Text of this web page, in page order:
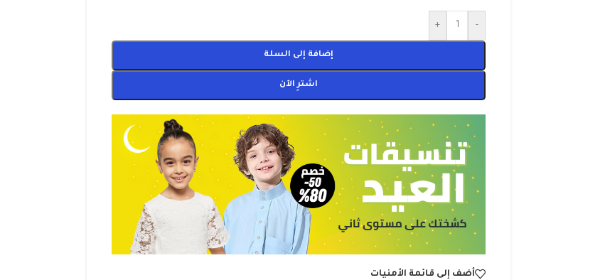
-
+
إضافة إلى السلة
اشترِ الآن
أضف إلى قائمة الأمنيات